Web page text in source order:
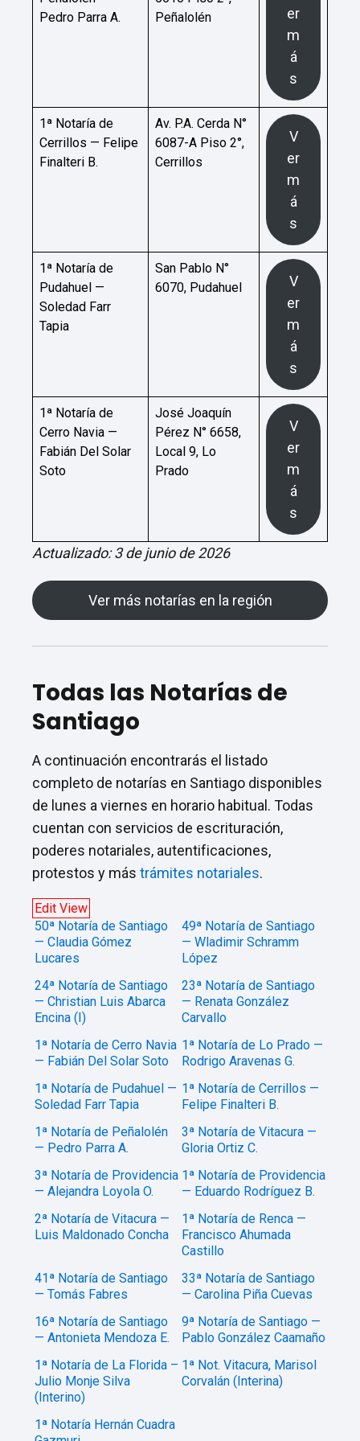
Pedro Parra A.
Peñalolén
er
m
á
s
1ª Notaría de
Cerrillos — Felipe
Finalteri B.
Av. P.A. Cerda N°
6087-A Piso 2°,
Cerrillos
V
er
m
á
s
1ª Notaría de
Pudahuel —
Soledad Farr
Tapia
San Pablo N°
6070, Pudahuel
V
er
m
á
s
1ª Notaría de
Cerro Navia —
Fabián Del Solar
Soto
José Joaquín
Pérez N° 6658,
Local 9, Lo
Prado
V
er
m
á
s
Actualizado: 3 de junio de 2026
Ver más notarías en la región
Todas las Notarías de
Santiago
A continuación encontrarás el listado
completo de notarías en Santiago disponibles
de lunes a viernes en horario habitual. Todas
cuentan con servicios de escrituración,
poderes notariales, autentificaciones,
protestos y más trámites notariales.
Edit View
50ª Notaría de Santiago
— Claudia Gómez
Lucares
49ª Notaría de Santiago
— Wladimir Schramm
López
24ª Notaría de Santiago
— Christian Luis Abarca
Encina (I)
23ª Notaría de Santiago
— Renata González
Carvallo
1ª Notaría de Cerro Navia
— Fabián Del Solar Soto
1ª Notaría de Lo Prado —
Rodrigo Aravenas G.
1ª Notaría de Pudahuel —
Soledad Farr Tapia
1ª Notaría de Cerrillos —
Felipe Finalteri B.
1ª Notaría de Peñalolén
— Pedro Parra A.
3ª Notaría de Vitacura —
Gloria Ortiz C.
3ª Notaría de Providencia
— Alejandra Loyola O.
1ª Notaría de Providencia
— Eduardo Rodríguez B.
2ª Notaría de Vitacura —
Luis Maldonado Concha
1ª Notaría de Renca —
Francisco Ahumada
Castillo
41ª Notaría de Santiago
— Tomás Fabres
33ª Notaría de Santiago
— Carolina Piña Cuevas
16ª Notaría de Santiago
— Antonieta Mendoza E.
9ª Notaría de Santiago —
Pablo González Caamaño
1ª Notaría de La Florida –
Julio Monje Silva
(Interino)
1ª Not. Vitacura, Marisol
Corvalán (Interina)
1ª Notaría Hernán Cuadra